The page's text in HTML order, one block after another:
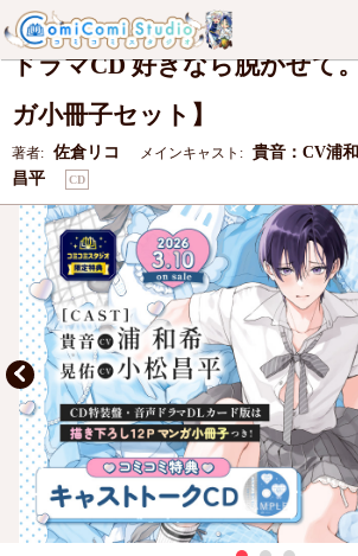
特典 【コミコミ特典キャストトーク音源CD】
ドラマCD 好きなら脱がせて
ガ小冊子セット】
著者: 佐倉リコ メインキャスト: 貴音：CV浦
昌平
CD